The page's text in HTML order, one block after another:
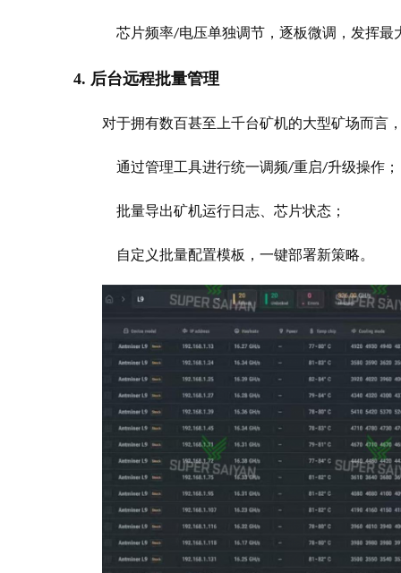
芯片频率/电压单独调节，逐板微调，发挥最
4. 后台远程批量管理
对于拥有数百甚至上千台矿机的大型矿场而言
通过管理工具进行统一调频/重启/升级操作；
批量导出矿机运行日志、芯片状态；
自定义批量配置模板，一键部署新策略。